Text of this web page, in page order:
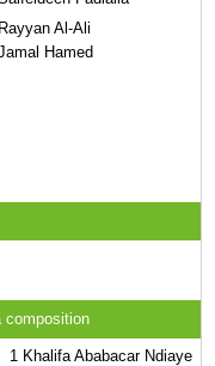
Rayyan Al-Ali
Hamed
composition
1 Khalifa Ababacar Ndiaye